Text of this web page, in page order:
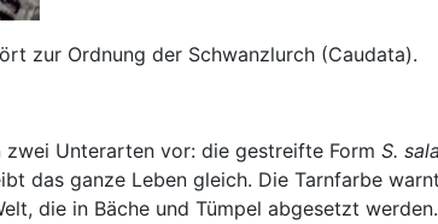
zur Ordnung der Schwanzlurch (Caudata).
zwei Unterarten vor: die gestreifte Form S.
das ganze Leben gleich. Die Tarnfarbe
die in Bäche und Tümpel abgesetzt